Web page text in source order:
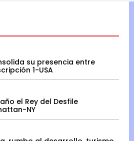
su presencia entre
1-USA
el Rey del Desfile
NY